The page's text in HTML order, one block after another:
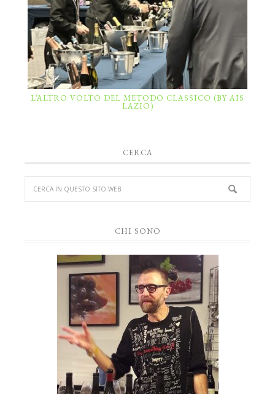
L’ALTRO VOLTO DEL METODO CLASSICO (BY AIS
LAZIO)
CERCA
CHI SONO